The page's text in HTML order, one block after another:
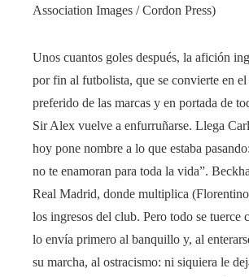
Association Images / Cordon Press)
Unos cuantos goles después, la afición
por fin al futbolista, que se convierte en el
preferido de las marcas y en portada de
Sir Alex vuelve a enfurruñarse. Llega
hoy pone nombre a lo que estaba
no te enamoran para toda la vida”.
Real Madrid, donde multiplica (Florentino
los ingresos del club. Pero todo se tuerce
lo envía primero al banquillo y, al
su marcha, al ostracismo: ni siquiera le